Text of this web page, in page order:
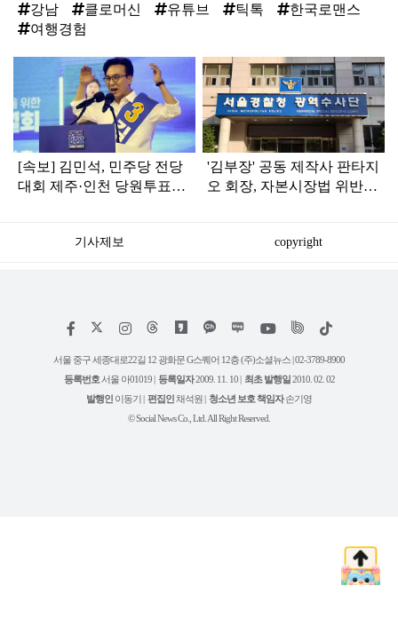
강남
클로머신 유튜브 틱톡
한국로맨스
여행경험
인
[속보] 김민석, 민주당 전당
대회 제주·인천 당원투표서
'김부장' 공동 제작사 판타지
오 회장, 자본시장법 위반
기사제보 copyright
페
스
인
타
램
위
트
유
튜
틱
서울 중구 세종대로22길 12 광화문 G스퀘어 12층 (주)소셜뉴스 | 02-3789-8900
등록번호 서울 아01019 | 등록일자2009. 11. 10 | 최초 발행일2010. 02. 02
발행인 이동기 | 편집인채석원 | 청소년 보호 책임자손기영
© Social News Co., Ltd. All Right Reserved.